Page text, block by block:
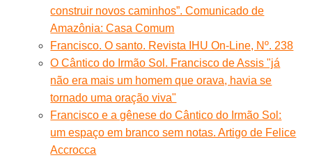
construir novos caminhos”. Comunicado de
Amazônia: Casa Comum
Francisco. O santo. Revista IHU On-Line, Nº. 238
O Cântico do Irmão Sol. Francisco de Assis "já
não era mais um homem que orava, havia se
tornado uma oração viva"
Francisco e a gênese do Cântico do Irmão Sol:
um espaço em branco sem notas. Artigo de Felice
Accrocca